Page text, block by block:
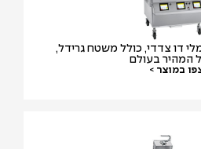
צדדי, כולל משטח גרידל,
בעולם
במוצר >